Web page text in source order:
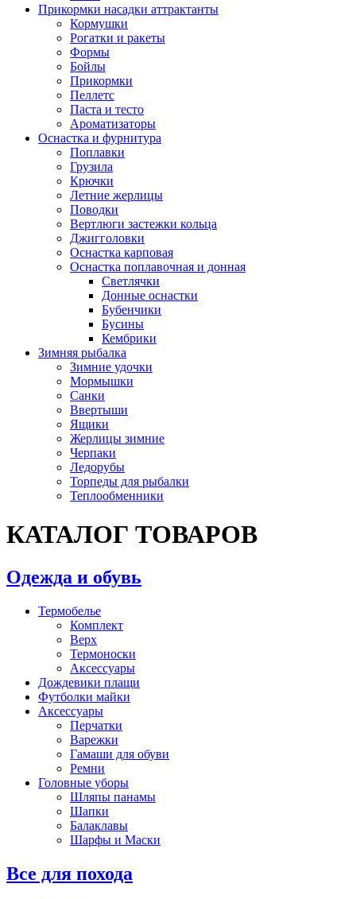
Прикормки насадки аттрактанты
Кормушки
Рогатки и ракеты
Формы
Бойлы
Прикормки
Пеллетс
Паста и тесто
Ароматизаторы
Оснастка и фурнитура
Поплавки
Грузила
Крючки
Летние жерлицы
Поводки
Вертлюги застежки кольца
Джигголовки
Оснастка карповая
Оснастка поплавочная и донная
Светлячки
Донные оснастки
Бубенчики
Бусины
Кембрики
Зимняя рыбалка
Зимние удочки
Мормышки
Санки
Ввертыши
Ящики
Жерлицы зимние
Черпаки
Ледорубы
Торпеды для рыбалки
Теплообменники
КАТАЛОГ ТОВАРОВ
Одежда и обувь
Термобелье
Комплект
Верх
Термоноски
Аксессуары
Дождевики плащи
Футболки майки
Аксессуары
Перчатки
Варежки
Гамаши для обуви
Ремни
Головные уборы
Шляпы панамы
Шапки
Балаклавы
Шарфы и Маски
Все для похода